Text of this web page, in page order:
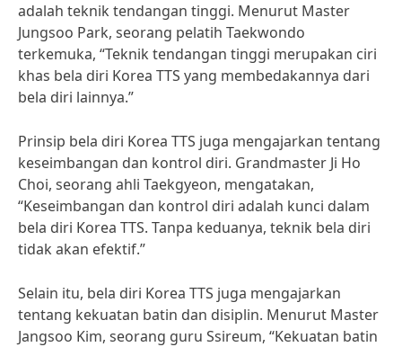
adalah teknik tendangan tinggi. Menurut Master
Jungsoo Park, seorang pelatih Taekwondo
terkemuka, “Teknik tendangan tinggi merupakan ciri
khas bela diri Korea TTS yang membedakannya dari
bela diri lainnya.”
Prinsip bela diri Korea TTS juga mengajarkan tentang
keseimbangan dan kontrol diri. Grandmaster Ji Ho
Choi, seorang ahli Taekgyeon, mengatakan,
“Keseimbangan dan kontrol diri adalah kunci dalam
bela diri Korea TTS. Tanpa keduanya, teknik bela diri
tidak akan efektif.”
Selain itu, bela diri Korea TTS juga mengajarkan
tentang kekuatan batin dan disiplin. Menurut Master
Jangsoo Kim, seorang guru Ssireum, “Kekuatan batin